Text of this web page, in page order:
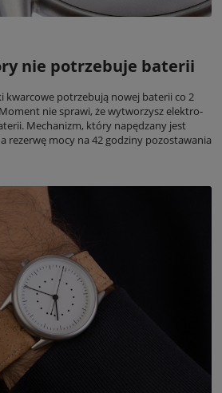
nie potrzebuje baterii
kwarcowe potrzebują nowej baterii co 2
nie sprawi, że wytworzysz elektro-
Mechanizm, który napędzany jest
rezerwę mocy na 42 godziny pozostawania